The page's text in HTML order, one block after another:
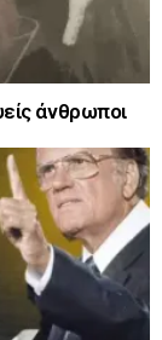
άνθρωποι